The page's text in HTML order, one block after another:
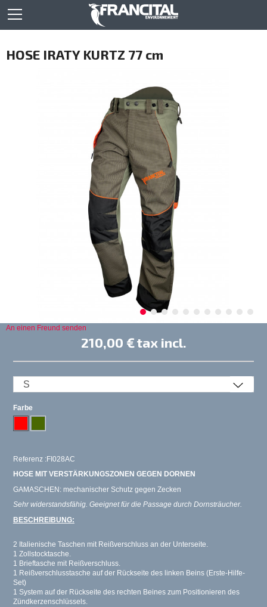
HOSE IRATY KURTZ 77 cm
An einen Freund senden
210,00 €tax incl.
Farbe
Referenz :FI028AC
HOSE MIT VERSTÄRKUNGSZONEN GEGEN DORNEN
GAMASCHEN: mechanischer Schutz gegen Zecken
Sehr widerstandsfähig. Geeignet für die Passage durch Dornsträucher.
BESCHREIBUNG:
2 Italienische Taschen mit Reißverschluss an der Unterseite.
1 Zollstocktasche.
1 Brieftasche mit Reißverschluss.
1 Reißverschlusstasche auf der Rückseite des linken Beins (Erste-Hilfe-
Set)
1 System auf der Rückseite des rechten Beines zum Positionieren des
Zündkerzenschlüssels.